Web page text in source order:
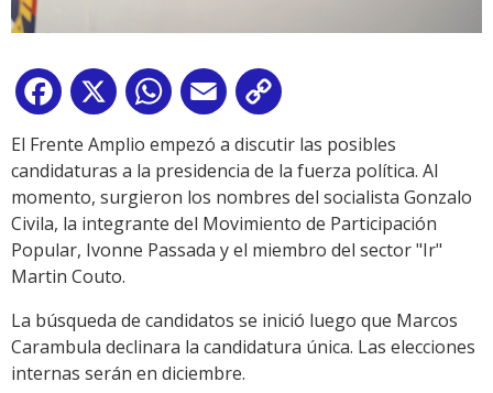
Facebook
X WhatsApp
Email
Link
El Frente Amplio empezó a discutir las posibles
candidaturas a la presidencia de la fuerza política. Al
momento, surgieron los nombres del socialista Gonzalo
Civila, la integrante del Movimiento de Participación
Popular, Ivonne Passada y el miembro del sector "Ir"
Martin Couto.
La búsqueda de candidatos se inició luego que Marcos
Carambula declinara la candidatura única. Las elecciones
internas serán en diciembre.